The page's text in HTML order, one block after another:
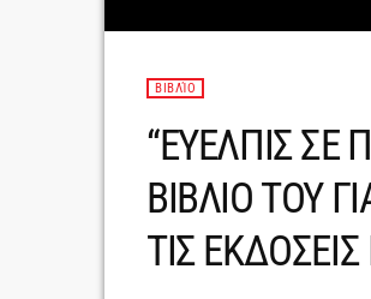
ΒΙΒΛΊΟ
“ΕΥΕΛΠΙΣ ΣΕ
ΒΙΒΛΙΟ ΤΟΥ
ΤΙΣ